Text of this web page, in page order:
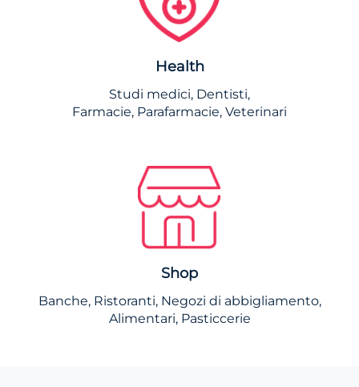
Health
Studi medici, Dentisti,
Farmacie, Parafarmacie, Veterinari
Shop
Banche, Ristoranti, Negozi di abbigliamento,
Alimentari, Pasticcerie